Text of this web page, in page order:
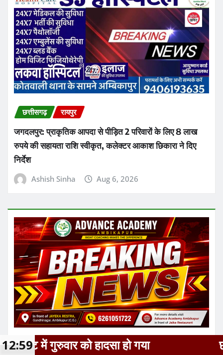
छत्तीसगढ़ रायपुर
जगदलपुर: प्राकृतिक आपदा से पीड़ित 2 परिवारों के लिए 8 लाख
रुपये की सहायता राशि स्वीकृत, कलेक्टर आकाश छिकारा ने दिए
निर्देश
उत्तर बस्तर कांकेर छत्तीसगढ़
Kanker Gram Panchayat Sachiv Bharti 2026:
पात्र-अपात्र सूची जारी, 20 अगस्त तक करें दावा-आपत्ति
Ashish Sinha Aug 6, 2026
छत्तीसगढ़ के सक्ती जिले में
13:00